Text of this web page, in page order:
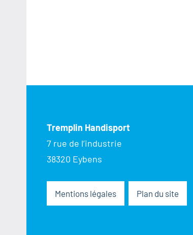
Tremplin Handisport
7 rue de l’industrie
38320 Eybens
Mentions légales Plan du site